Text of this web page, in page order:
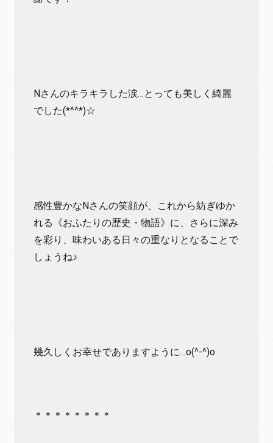
Nさんのキラキラした涙…とっても美しく綺麗
でした(*^^*)☆
感性豊かなNさんの笑顔が、これから紡ぎゆか
れる《おふたりの歴史・物語》に、さらに深み
を彩り、味わいある日々の重なりとなることで
しょうね♪
幾久しくお幸せでありますように…o(^-^)o
＊＊＊＊＊＊＊＊